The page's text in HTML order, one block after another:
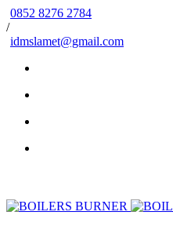
0852 8276 2784
/
idmslamet@gmail.com